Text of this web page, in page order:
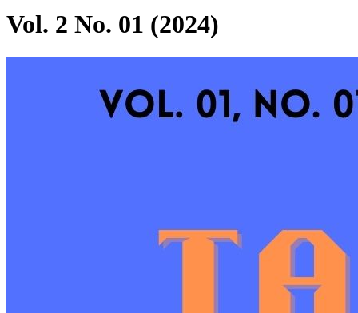
Vol. 2 No. 01 (2024)